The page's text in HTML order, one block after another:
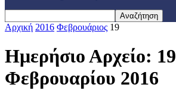
Αρχική 2016 Φεβρουάριος 19
Ημερήσιο Αρχείο: 19
Φεβρουαρίου 2016